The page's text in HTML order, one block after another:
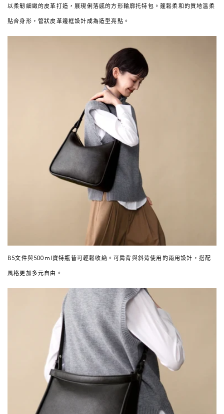
以柔韌細緻的皮革打造，展現俐落感的方形輪廓托特包。蓬鬆柔和的質地溫柔
貼合身形，管狀皮革邊框設計成為造型亮點。
B5文件與500ml寶特瓶皆可輕鬆收納。可肩背與斜背使用的兩用設計，搭配
風格更加多元自由。